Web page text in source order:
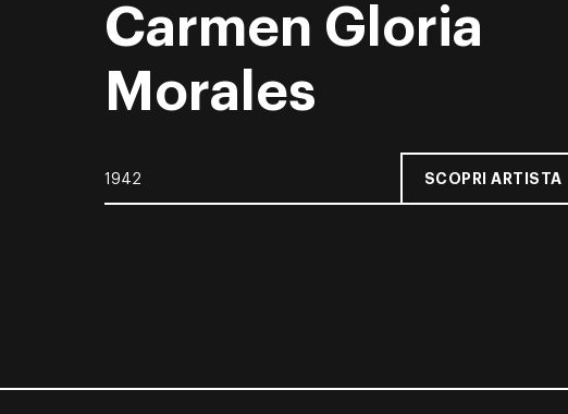
Carmen Gloria
Morales
1942 SCOPRI ARTISTA